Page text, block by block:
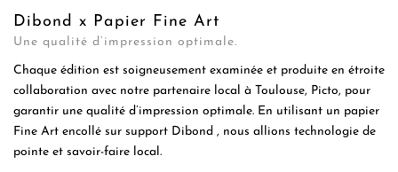
Dibond x Papier Fine Art
Une qualité d’impression optimale.
Chaque édition est soigneusement examinée et produite en étroite
collaboration avec notre partenaire local à Toulouse, Picto, pour
garantir une qualité d’impression optimale. En utilisant un papier
Fine Art encollé sur support Dibond , nous allions technologie de
pointe et savoir-faire local.